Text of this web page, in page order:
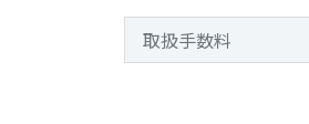
取扱手数料